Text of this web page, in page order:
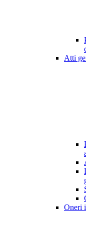
Atti
Oneri